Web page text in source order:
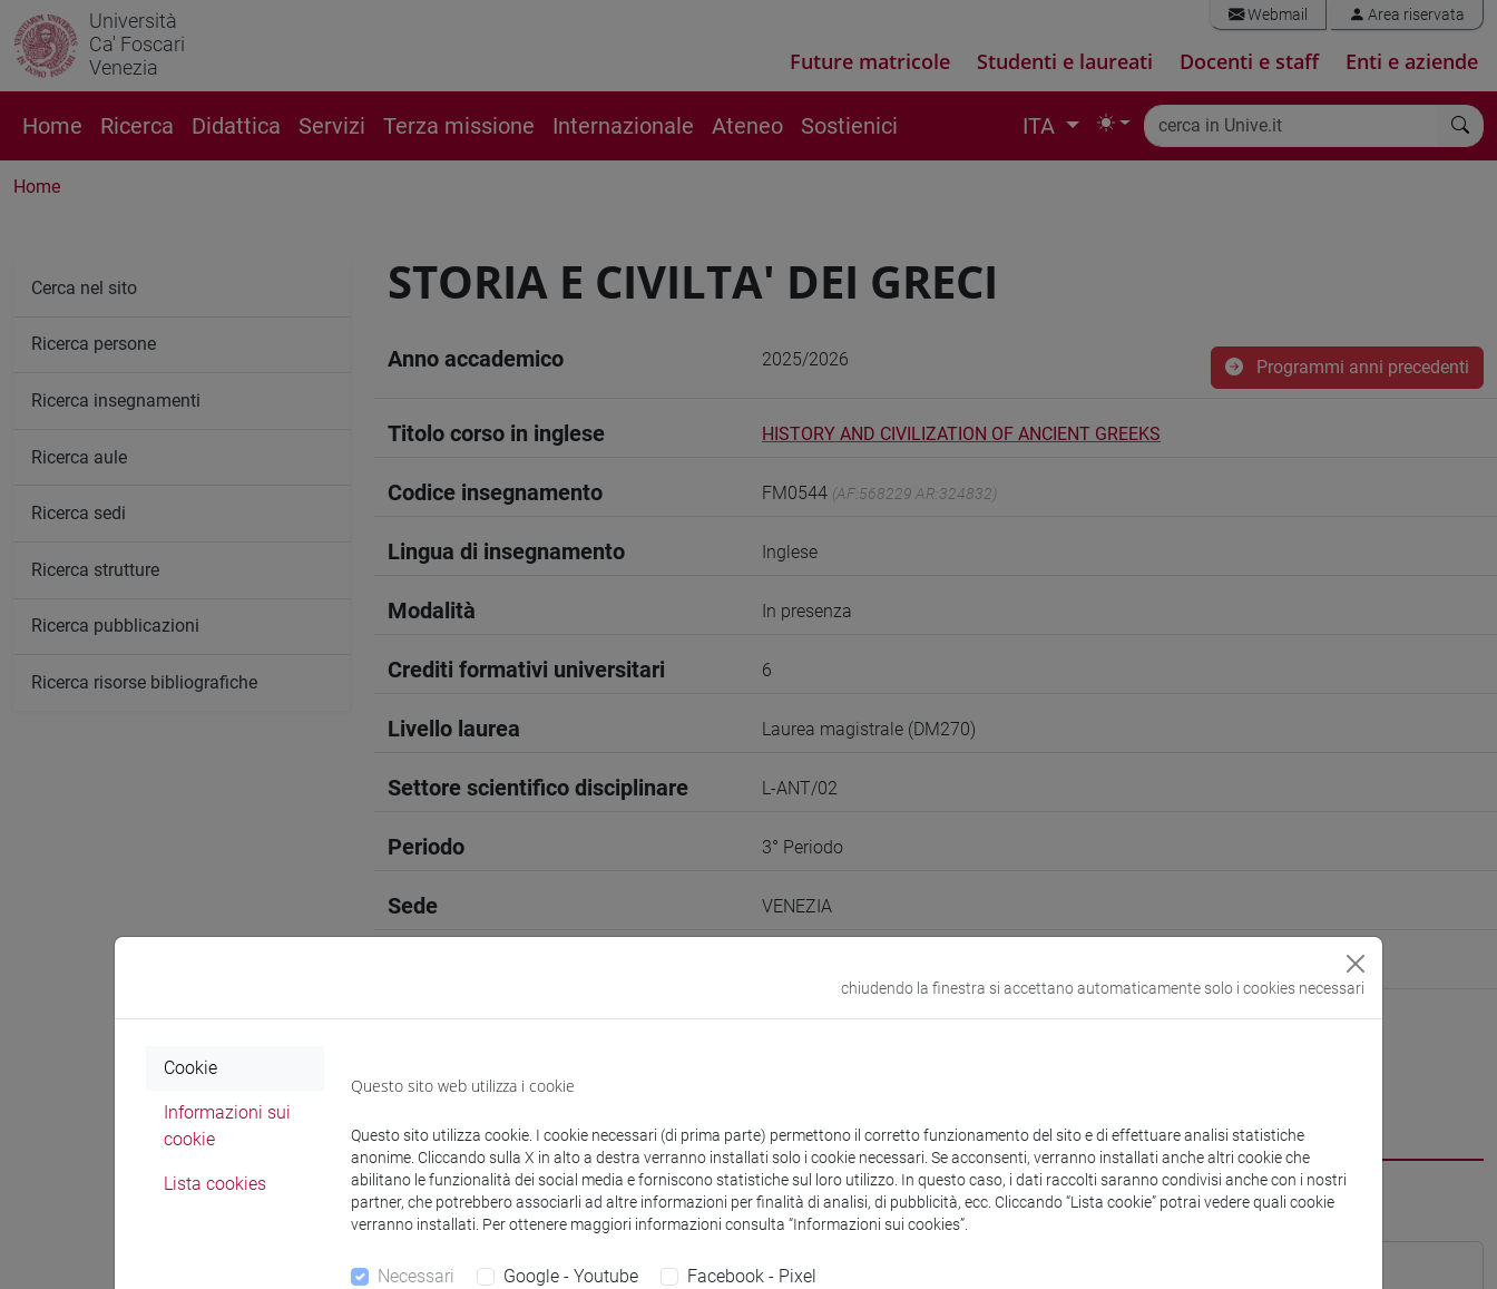
Università
Ca' Foscari
Venezia
Webmail Area riservata
Future matricole Studenti e laureati Docenti e staff Enti e aziende
Home Ricerca Didattica Servizi Terza missione Internazionale Ateneo Sostienici ITA
Home
STORIA E CIVILTA' DEI GRECI
Anno accademico 2025/2026 Programmi anni precedenti
Titolo corso in inglese HISTORY AND CIVILIZATION OF ANCIENT GREEKS
Codice insegnamento FM0544 (AF:568229 AR:324832)
Lingua di insegnamento Inglese
Modalità In presenza
Crediti formativi universitari 6
Livello laurea Laurea magistrale (DM270)
Settore scientifico disciplinare L-ANT/02
Periodo 3° Periodo
Sede VENEZIA
Docenti
CANEVARO Mirko- 30h Lezione
Cerca nel sito
Ricerca persone
Ricerca insegnamenti
Ricerca aule
Ricerca sedi
Ricerca strutture
Ricerca pubblicazioni
Ricerca risorse bibliografiche
chiudendo la finestra si accettano automaticamente solo i cookies necessari
Cookie
Informazioni sui
cookie
Lista cookies
Questo sito web utilizza i cookie
Questo sito utilizza cookie. I cookie necessari (di prima parte) permettono il corretto funzionamento del sito e di effettuare analisi statistiche
anonime. Cliccando sulla X in alto a destra verranno installati solo i cookie necessari. Se acconsenti, verranno installati anche altri cookie che
abilitano le funzionalità dei social media e forniscono statistiche sul loro utilizzo. In questo caso, i dati raccolti saranno condivisi anche con i nostri
partner, che potrebbero associarli ad altre informazioni per finalità di analisi, di pubblicità, ecc. Cliccando “Lista cookie” potrai vedere quali cookie
verranno installati. Per ottenere maggiori informazioni consulta “Informazioni sui cookies”.
Necessari Google - Youtube Facebook - Pixel